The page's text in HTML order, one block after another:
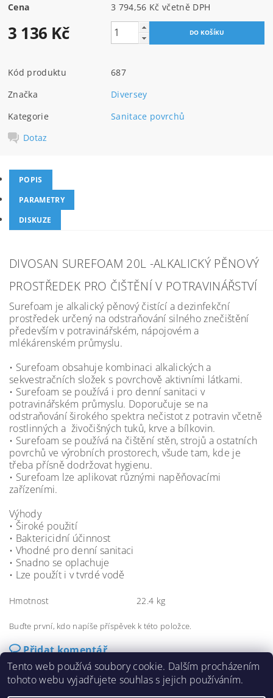
Cena 3 794,56 Kč včetně DPH
3 136 Kč
Kód produktu
687
Značka
Diversey
Kategorie
Sanitace povrchů
Dotaz
POPIS
PARAMETRY
DISKUZE
DIVOSAN SUREFOAM 20L -ALKALICKÝ PĚNOVÝ
PROSTŘEDEK PRO ČIŠTĚNÍ V POTRAVINÁŘSTVÍ
Surefoam je alkalický pěnový čistící a dezinfekční
prostředek určený na odstraňování silného znečištění
především v potravinářském, nápojovém a
mlékárenském průmyslu.
• Surefoam obsahuje kombinaci alkalických a
sekvestračních složek s povrchově aktivními látkami.
• Surefoam se používá i pro denní sanitaci v
potravinářském průmyslu. Doporučuje se na
odstraňování širokého spektra nečistot z potravin včetně
rostlinných a živočišných tuků, krve a bílkovin.
• Surefoam se používá na čištění stěn, strojů a ostatních
povrchů ve výrobních prostorech, všude tam, kde je
třeba přísně dodržovat hygienu.
• Surefoam lze aplikovat různými napěňovacími
zařízeními.
Výhody
• Široké použití
• Baktericidní účinnost
• Vhodné pro denní sanitaci
• Snadno se oplachuje
• Lze použít i v tvrdé vodě
Hmotnost 22.4 kg
Buďte první, kdo napíše příspěvek k této položce.
Přidat komentář
Tento web používá soubory cookie. Dalším procházením
tohoto webu vyjadřujete souhlas s jejich používáním.